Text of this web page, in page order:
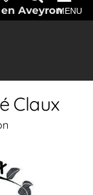
AveyronMENU
Claux